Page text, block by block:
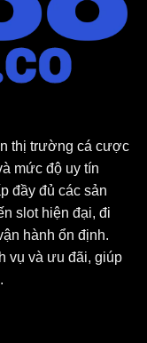
thị trường cá cược
mức độ uy tín
đầy đủ các sản
slot hiện đại, đi
hành ổn định.
vụ và ưu đãi, giúp